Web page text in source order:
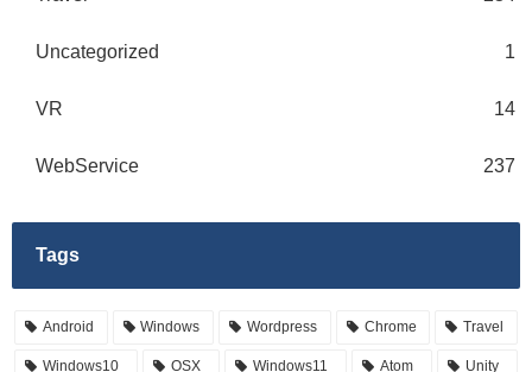
Uncategorized 1
VR 14
WebService 237
Tags
Android Windows Wordpress Chrome Travel
Windows10 OSX Windows11 Atom Unity